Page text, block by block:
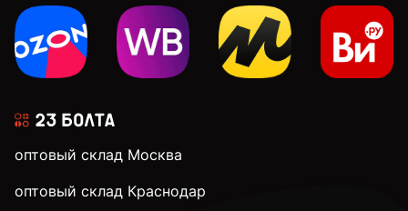
22 мм
оптовый склад Москва
оптовый склад Краснодар